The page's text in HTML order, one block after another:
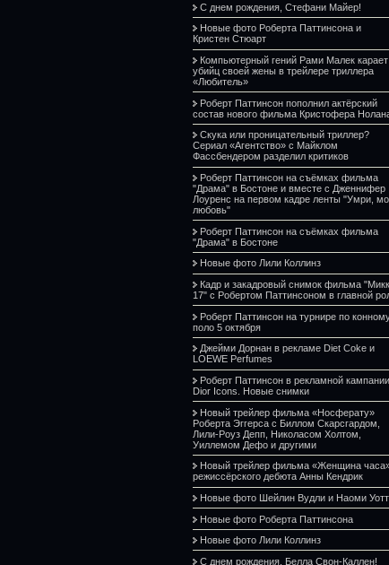
С днем рождения, Стефани Майер!
Новые фото Роберта Паттинсона и
Кристен Стюарт
Компьютерный гений Рами Малек карает
убийц своей жены в трейлере триллера
«Любитель»
Роберт Паттинсон пополнил актёрский
состав нового фильма Кристофера
Скука или проницательный триллер?
Сериал «Агентство» с Майклом
Фассбендером разделил критиков
Роберт Паттинсон на съёмках фильма
"Драма" в Бостоне и вместе с Дженнифер
Лоуренс на первом кадре ленты "Умри,
любовь"
Роберт Паттинсон на съёмках фильма
"Драма" в Бостоне
Новые фото Лили Коллинз
Кадр и закадровый снимок фильма
17" с Робертом Паттинсоном в главной
Роберт Паттинсон на турнире по
поло 5 октября
Джейми Дорнан в рекламе Diet Coke и
LOEWE Perfumes
Роберт Паттинсон в рекламной кампании
Dior Icons. Новые снимки
Новый трейлер фильма «Носферату»
Роберта Эггерса с Биллом Скарсгардом,
Лили-Роуз Депп, Николасом Холтом,
Уиллемом Дефо и другими
Новый трейлер фильма «Женщина
режиссёрского дебюта Анны Кендрик
Новые фото Шейлин Вудли и Наоми
Новые фото Роберта Паттинсона
Новые фото Лили Коллинз
С днем рождения, Белла Свон-Каллен!